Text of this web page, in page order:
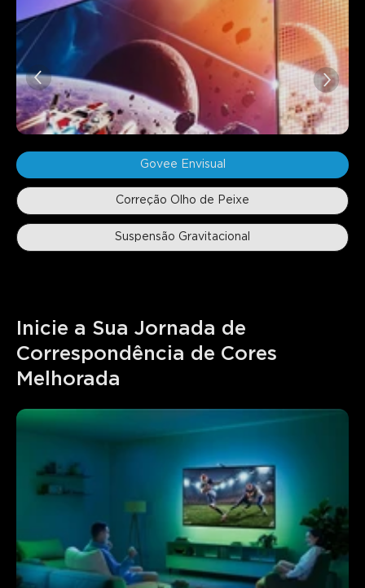
Govee Envisual
Correção Olho de Peixe
Suspensão Gravitacional
Inicie a Sua Jornada de
Correspondência de Cores
Melhorada